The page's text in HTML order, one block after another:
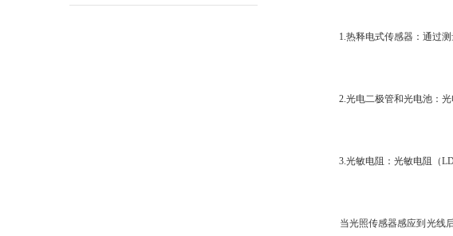
1.热释电式传感器：通过测
2.光电二极管和光电池：光
3.光敏电阻：光敏电阻（
当光照传感器感应到光线